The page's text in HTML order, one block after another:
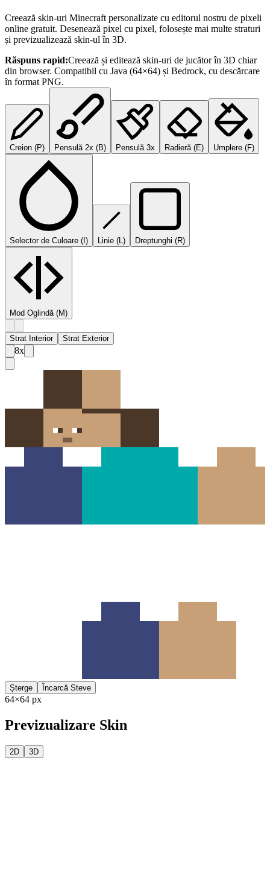
Creează skin-uri Minecraft personalizate cu editorul nostru de pixeli
online gratuit. Desenează pixel cu pixel, folosește mai multe straturi
și previzualizează skin-ul în 3D.
Răspuns rapid:Creează și editează skin-uri de jucător în 3D chiar
din browser. Compatibil cu Java (64×64) și Bedrock, cu descărcare
în format PNG.
Creion (P) Pensulă 2x (B) Pensulă 3x Radieră (E) Umplere (F)
Selector de Culoare ( ) Linie (L) Dreptunghi (R)
Mod Oglindă (M)
Strat Interior Strat Exterior
8x
Șterge Încarcă Steve
64×64 px
Previzualizare Skin
2D 3D